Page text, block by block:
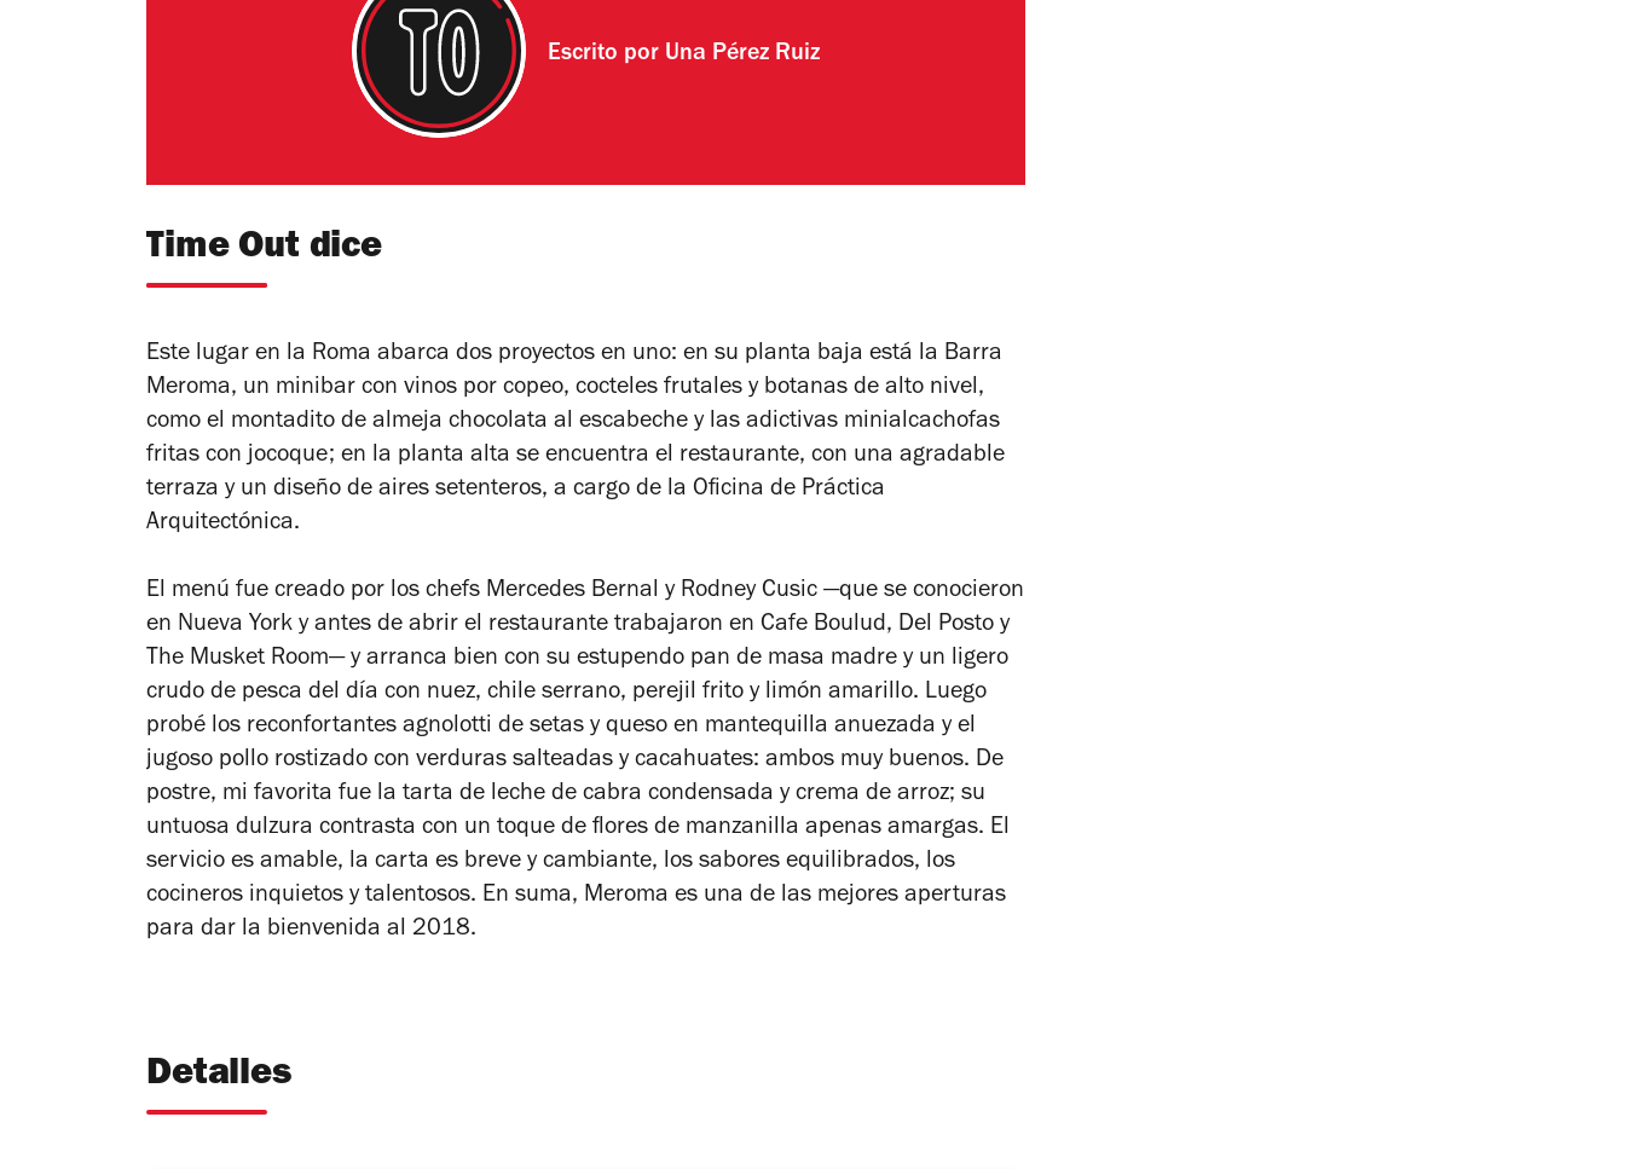
Escrito por Una Pérez Ruiz
Time Out dice
Este lugar en la Roma abarca dos proyectos en uno: en su planta baja está la Barra
Meroma, un minibar con vinos por copeo, cocteles frutales y botanas de alto nivel,
como el montadito de almeja chocolata al escabeche y las adictivas minialcachofas
fritas con jocoque; en la planta alta se encuentra el restaurante, con una agradable
terraza y un diseño de aires setenteros, a cargo de la Oficina de Práctica
Arquitectónica.
El menú fue creado por los chefs Mercedes Bernal y Rodney Cusic —que se conocieron
en Nueva York y antes de abrir el restaurante trabajaron en Cafe Boulud, Del Posto y
The Musket Room— y arranca bien con su estupendo pan de masa madre y un ligero
crudo de pesca del día con nuez, chile serrano, perejil frito y limón amarillo. Luego
probé los reconfortantes agnolotti de setas y queso en mantequilla anuezada y el
jugoso pollo rostizado con verduras salteadas y cacahuates: ambos muy buenos. De
postre, mi favorita fue la tarta de leche de cabra condensada y crema de arroz; su
untuosa dulzura contrasta con un toque de flores de manzanilla apenas amargas. El
servicio es amable, la carta es breve y cambiante, los sabores equilibrados, los
cocineros inquietos y talentosos. En suma, Meroma es una de las mejores aperturas
para dar la bienvenida al 2018.
Detalles